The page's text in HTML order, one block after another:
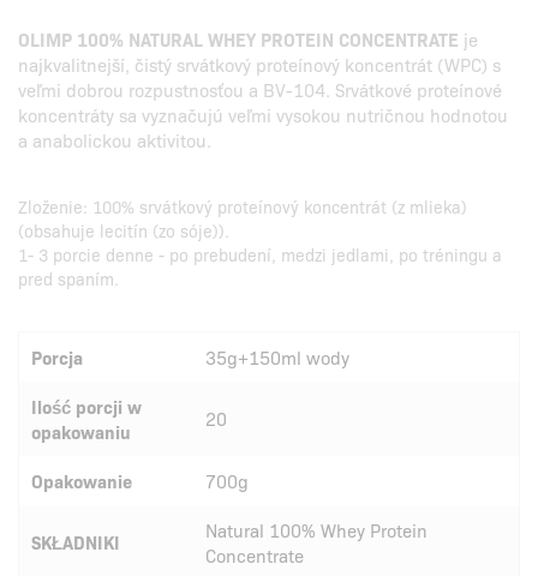
OLIMP 100% NATURAL WHEY PROTEIN CONCENTRATE je
najkvalitnejší, čistý srvátkový proteínový koncentrát (WPC) s
veľmi dobrou rozpustnosťou a BV-104. Srvátkové proteínové
koncentráty sa vyznačujú veľmi vysokou nutričnou hodnotou
a anabolickou aktivitou.
Zloženie: 100% srvátkový proteínový koncentrát (z mlieka)
(obsahuje lecitín (zo sóje)).
1- 3 porcie denne - po prebudení, medzi jedlami, po tréningu a
pred spaním.
Porcja
35g+150ml wody
Ilość porcji w
opakowaniu
20
Opakowanie 700g
SKŁADNIKI
Natural 100% Whey Protein
Concentrate